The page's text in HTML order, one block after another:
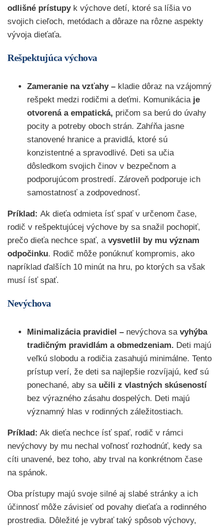
odlišné prístupy k výchove detí, ktoré sa líšia vo
svojich cieľoch, metódach a dôraze na rôzne aspekty
vývoja dieťaťa.
Rešpektujúca výchova
Zameranie na vzťahy – kladie dôraz na vzájomný
rešpekt medzi rodičmi a deťmi. Komunikácia je
otvorená a empatická, pričom sa berú do úvahy
pocity a potreby oboch strán. Zahŕňa jasne
stanovené hranice a pravidlá, ktoré sú
konzistentné a spravodlivé. Deti sa učia
dôsledkom svojich činov v bezpečnom a
podporujúcom prostredí. Zároveň podporuje ich
samostatnosť a zodpovednosť.
Príklad: Ak dieťa odmieta ísť spať v určenom čase,
rodič v rešpektujúcej výchove by sa snažil pochopiť,
prečo dieťa nechce spať, a vysvetlil by mu význam
odpočinku. Rodič môže ponúknuť kompromis, ako
napríklad ďalších 10 minút na hru, po ktorých sa však
musí ísť spať.
Nevýchova
Minimalizácia pravidiel – nevýchova sa vyhýba
tradičným pravidlám a obmedzeniam. Deti majú
veľkú slobodu a rodičia zasahujú minimálne. Tento
prístup verí, že deti sa najlepšie rozvíjajú, keď sú
ponechané, aby sa učili z vlastných skúseností
bez výrazného zásahu dospelých. Deti majú
významný hlas v rodinných záležitostiach.
Príklad: Ak dieťa nechce ísť spať, rodič v rámci
nevýchovy by mu nechal voľnosť rozhodnúť, kedy sa
cíti unavené, bez toho, aby trval na konkrétnom čase
na spánok.
Oba prístupy majú svoje silné aj slabé stránky a ich
účinnosť môže závisieť od povahy dieťaťa a rodinného
prostredia. Dôležité je vybrať taký spôsob výchovy,